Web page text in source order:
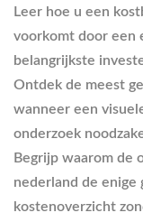
Leer hoe u een
voorkomt door een
belangrijkste
Ontdek de meest
wanneer een
onderzoek
Begrijp waarom de
nederland de enige
kostenoverzicht